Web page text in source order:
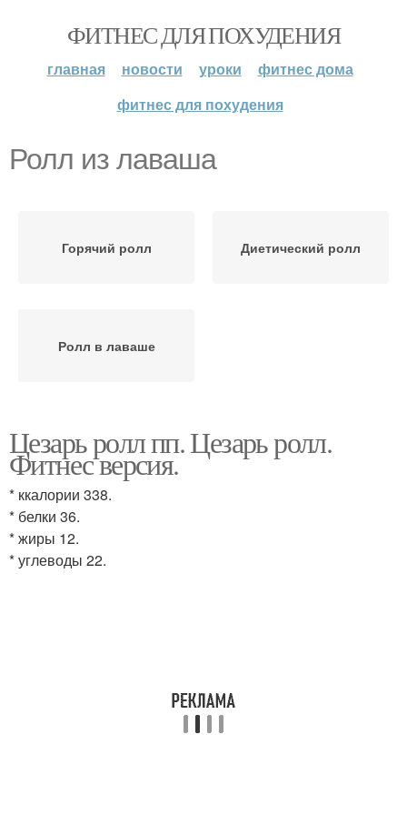
ФИТНЕС ДЛЯ ПОХУДЕНИЯ
главная новости уроки
фитнес дома
фитнес для похудения
Ролл из лаваша
Горячий ролл Диетический ролл
Ролл в лаваше
Цезарь ролл пп. Цезарь ролл.
Фитнес версия.
* ккалории 338.
* белки 36.
* жиры 12.
* углеводы 22.